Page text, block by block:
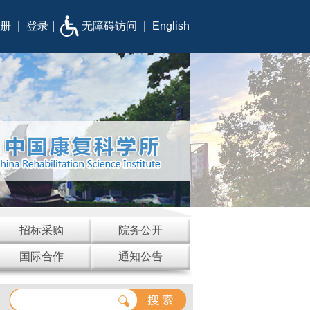
登录 无障碍访问 English
招标采购 院务公开
国际合作 通知公告